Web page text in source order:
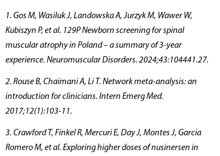
1. Gos M, Wasiluk J, Landowska A, Jurzyk M, Wawer W,
Kubiszyn P, et al. 129P Newborn screening for spinal
muscular atrophy in Poland – a summary of 3-year
experience. Neuromuscular Disorders. 2024;43:104441.27.
2. Rouse B, Chaimani A, Li T. Network meta-analysis: an
introduction for clinicians. Intern Emerg Med.
2017;12(1):103-11.
3. Crawford T, Finkel R, Mercuri E, Day J, Montes J, Garcia
Romero M, et al. Exploring higher doses of nusinersen in